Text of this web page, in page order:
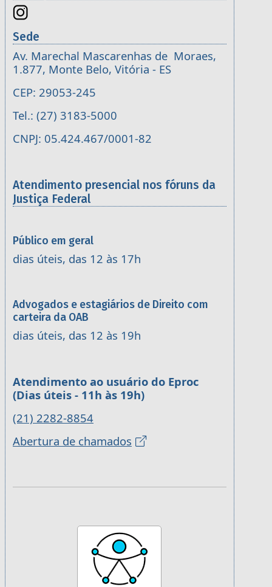
Sede
Av. Marechal Mascarenhas de Moraes,
1.877, Monte Belo, Vitória - ES
CEP: 29053-245
Tel.: (27) 3183-5000
CNPJ: 05.424.467/0001-82
Atendimento presencial nos fóruns da
Justiça Federal
Público em geral
dias úteis, das 12 às 17h
Advogados e estagiários de Direito com
carteira da OAB
dias úteis, das 12 às 19h
Atendimento ao usuário do Eproc
(Dias úteis - 11h às 19h)
(21) 2282-8854
Abertura de chamados